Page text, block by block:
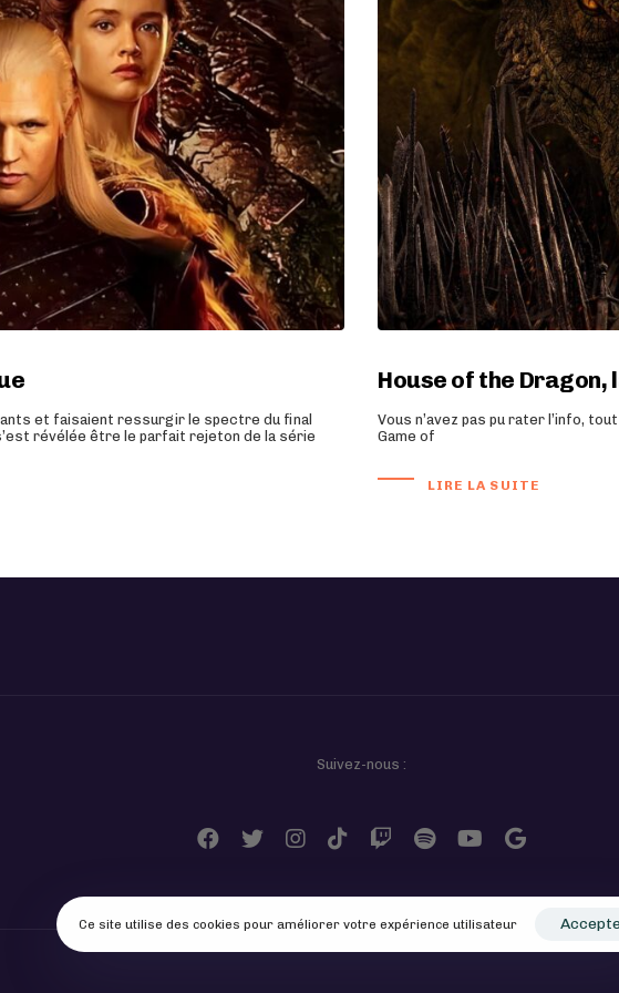
et faisaient ressurgir le spectre du final
révélée être le parfait rejeton de la série
House of the Dragon,
Vous n’avez pas pu rater l’info,
Game of
LIRE LA SUITE
Suivez-nous :
Ce site utilise des cookies pour améliorer votre expérience utilisateur